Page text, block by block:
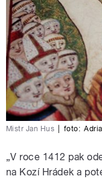
Mistr Jan Hus foto:
„V roce 1412 pak
na Kozí Hrádek a